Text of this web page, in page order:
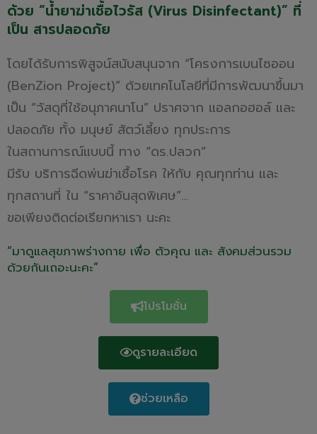
ด้วย “น้ำยาฆ่าเชื้อไวรัส (Virus Disinfectant)” ที่
เป็น สารปลอดภัย
โดยได้รับการพิสูจน์สนับสนุนจาก “โครงการเบนไซออน
(BenZion Project)” ด้วยเทคโนโลยีที่มีการพัฒนาขึ้นมา
เป็น “วัสดุที่ใช้อนุภาคนาโน” ปราศจาก แอลกอฮอล์และ
ปลอดภัย ทั้ง มนุษย์ สัตว์เลี้ยง ทุกประการ
ในสถานการณ์แบบนี้ ทาง “ดร.ปลวก”
มีรับ บริการฉีดพ่นฆ่าเชื้อโรค ให้กับ คุณทุกท่าน และ
ทุกสถานที่ ใน “ราคาอันสุดพิเศษ”…
ขอเพียงติดต่อเรียกหาเรา นะคะ
“มาดูแลสุขภาพร่างกาย เพื่อ ตัวคุณ และ สังคมส่วนรวม
ด้วยกันเถอะนะคะ”
โปรโมชั่น
ดูรายละเอียด
ช่วยเหลือ